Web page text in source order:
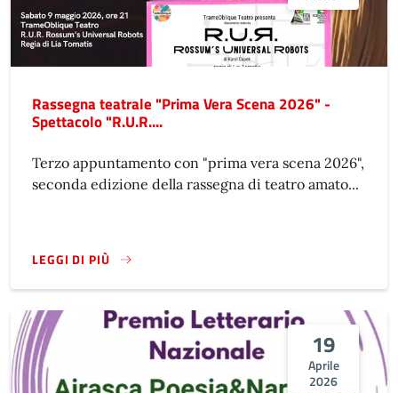
Rassegna teatrale "Prima Vera Scena 2026" -
Spettacolo "R.U.R....
Terzo appuntamento con "prima vera scena 2026",
seconda edizione della rassegna di teatro amato...
LEGGI DI PIÙ
19
Aprile
2026